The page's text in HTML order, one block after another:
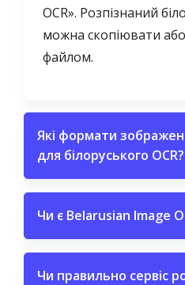
OCR». Розпізнаний
можна скопіювати
файлом.
Які формати
для білоруського OCR?
Чи є Belarusian Image
Чи правильно сервіс